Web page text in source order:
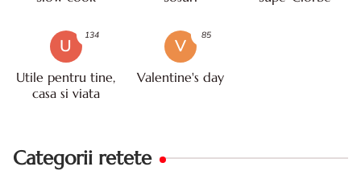
U
Utile pentru tine,
casa si viata
134
V
Valentine's day
85
Categorii retete